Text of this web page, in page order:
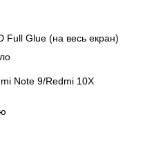
Full Glue (на весь екран)
Note 9/Redmi 10X